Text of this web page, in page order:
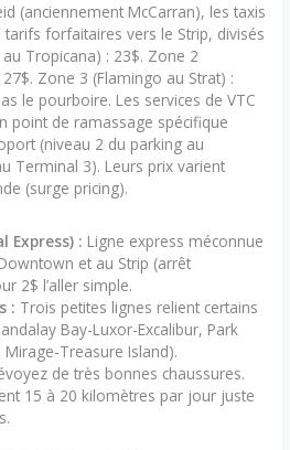
(anciennement McCarran), les taxis
forfaitaires vers le Strip, divisés
Tropicana) : 23$. Zone 2
Zone 3 (Flamingo au Strat) :
le pourboire. Les services de VTC
point de ramassage spécifique
(niveau 2 du parking au
Terminal 3). Leurs prix varient
(surge pricing).
Express) : Ligne express méconnue
et au Strip (arrêt
2$ l’aller simple.
: Trois petites lignes relient certains
Bay-Luxor-Excalibur, Park
Treasure Island).
de très bonnes chaussures.
15 à 20 kilomètres par jour juste